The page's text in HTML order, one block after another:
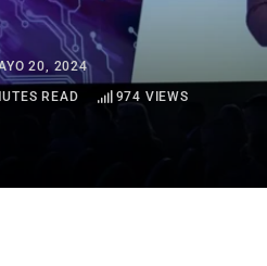
20, 2024
READ 974 VIEWS